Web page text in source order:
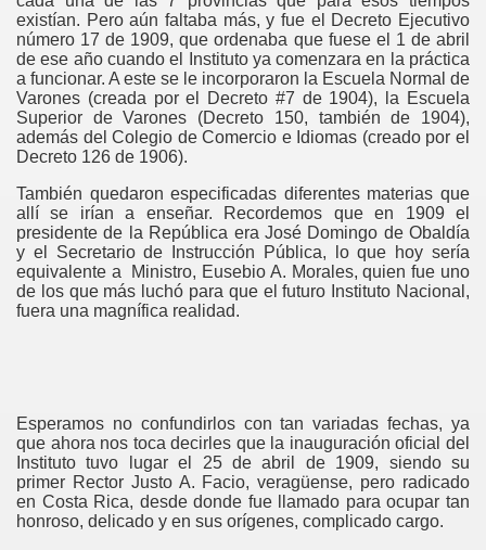
existían. Pero aún faltaba más, y fue el Decreto Ejecutivo
número 17 de 1909, que ordenaba que fuese el 1 de abril
de ese año cuando el Instituto ya comenzara en la práctica
a funcionar. A este se le incorporaron la Escuela Normal de
Varones (creada por el Decreto #7 de 1904), la Escuela
Superior de Varones (Decreto 150, también de 1904),
además del Colegio de Comercio e Idiomas (creado por el
Decreto 126 de 1906).
También quedaron especificadas diferentes materias que
allí se irían a enseñar. Recordemos que en 1909 el
presidente de la República era José Domingo de Obaldía
y el Secretario de Instrucción Pública, lo que hoy sería
equivalente a Ministro, Eusebio A. Morales, quien fue uno
de los que más luchó para que el futuro Instituto Nacional,
fuera una magnífica realidad.
Esperamos no confundirlos con tan variadas fechas, ya
que ahora nos toca decirles que la inauguración oficial del
Instituto tuvo lugar el 25 de abril de 1909, siendo su
primer Rector Justo A. Facio, veragüense, pero radicado
en Costa Rica, desde donde fue llamado para ocupar tan
honroso, delicado y en sus orígenes, complicado cargo.